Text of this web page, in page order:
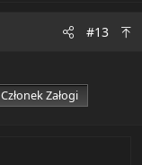
#13
Członek Załogi